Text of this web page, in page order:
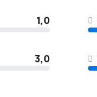
1,0
3,0